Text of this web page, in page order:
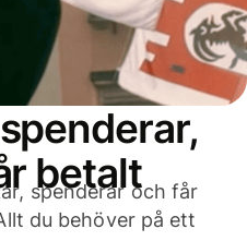
betalt
spenderar och får
du behöver på ett